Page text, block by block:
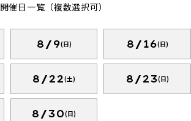
開催日一覧（複数選択可）
8/9(日) 8/16(日)
8/22(土) 8/23(日)
8/30(日)